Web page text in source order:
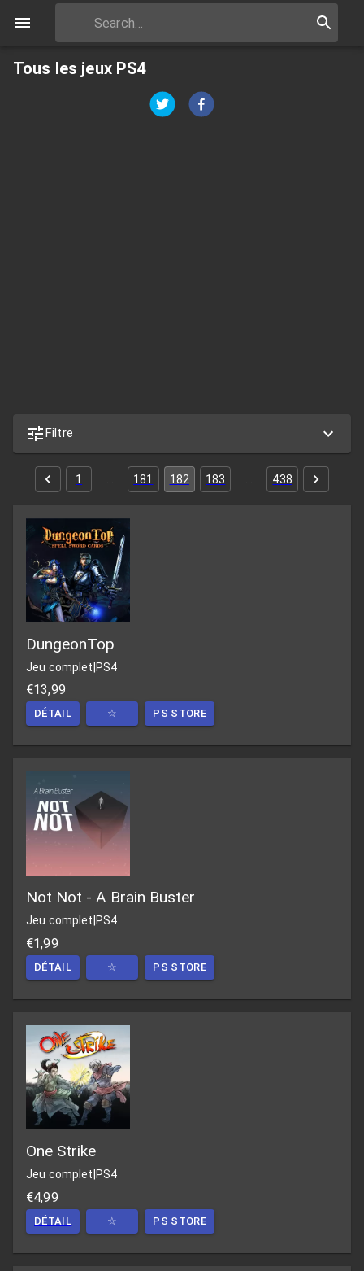
Tous les jeux PS4
Filtre
1 181 182 183 438
DungeonTop
Jeu complet|PS4
€13,99
DÉTAIL ☆ PS STORE
Not Not - A Brain Buster
Jeu complet PS4
€1,99
DÉTAIL ☆ PS STORE
One Strike
Jeu complet PS4
€4,99
DÉTAIL ☆ PS STORE